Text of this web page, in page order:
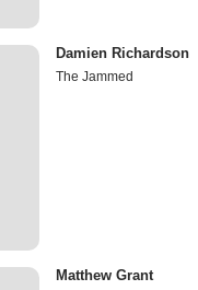
Damien Richardson
The Jammed
Matthew Grant